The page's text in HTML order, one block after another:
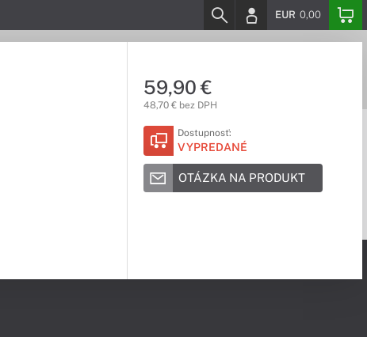
EUR 0,00
59,90 €
48,70 € bez DPH
Dostupnosť:
VYPREDANÉ
OTÁZKA NA PRODUKT